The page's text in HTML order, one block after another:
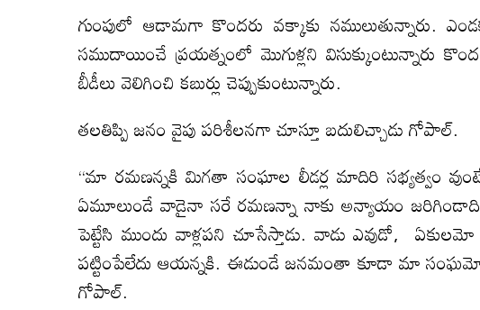
గుంపులో ఆడామగా కొందరు వక్కాకు నములుతున్నారు.
సముదాయించే ప్రయత్నంలో మొగుళ్లని విసుక్కుంటున్నారు
బీడీలు వెలిగించి కబుర్లు చెప్పుకుంటున్నారు.
తలతిప్పి జనం వైపు పరిశీలనగా చూస్తూ బదులిచ్చాడు గోపాల్.
“మా రమణన్నకి మిగతా సంఘాల లీడర్ల మాదిరి సభ్యత్వం
ఏమూలుండే వాడైనా సరే రమణన్నా నాకు అన్యాయం
పెట్టేసి ముందు వాళ్లపని చూసేస్తాడు. వాడు ఎవుడో,
పట్టింపేలేదు ఆయన్నకి. ఈడుండే జనమంతా కూడా మా
గోపాల్.